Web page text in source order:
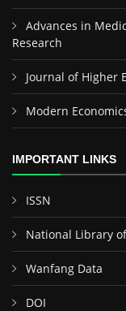
Advances in
Research
Journal of Higher
Modern
IMPORTANT LINKS
ISSN
National Library
Wanfang Data
DOI